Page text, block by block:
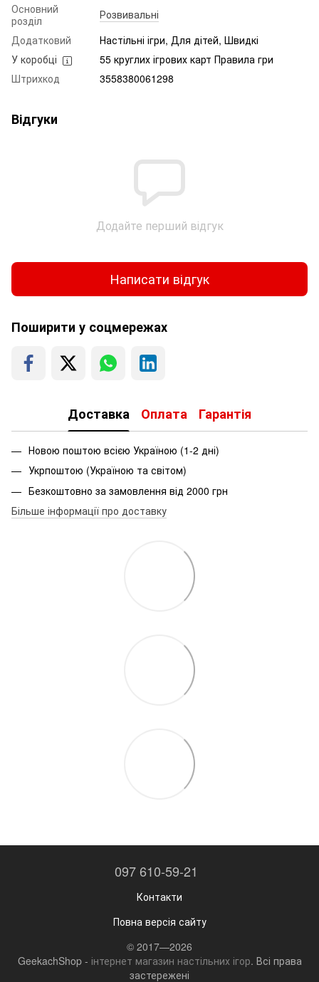
Основний
розділ
Розвивальні
Додатковий
Настільні ігри, Для дітей, Швидкі
У коробці
55 круглих ігрових карт Правила гри
Штрихкод
3558380061298
Відгуки
Додайте перший відгук
Написати відгук
Поширити у соцмережах
Доставка Оплата Гарантія
Новою поштою всією Україною (1-2 дні)
Укрпоштою (Україною та світом)
Безкоштовно за замовлення від 2000 грн
Більше інформації про доставку
097 610-59-21
Контакти
Повна версія сайту
© 2017—2026
GeekachShop - інтернет магазин настільних ігор. Всі права
застережені